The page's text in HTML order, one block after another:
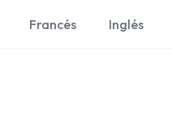
Francés Inglés